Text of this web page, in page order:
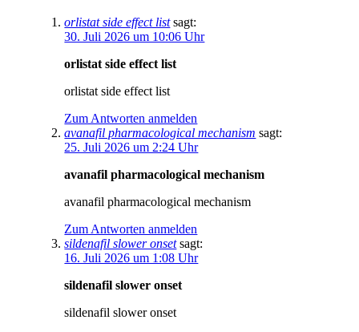
orlistat side effect list sagt:
30. Juli 2026 um 10:06 Uhr
orlistat side effect list
orlistat side effect list
Zum Antworten anmelden
avanafil pharmacological mechanism sagt:
25. Juli 2026 um 2:24 Uhr
avanafil pharmacological mechanism
avanafil pharmacological mechanism
Zum Antworten anmelden
sildenafil slower onset sagt:
16. Juli 2026 um 1:08 Uhr
sildenafil slower onset
sildenafil slower onset